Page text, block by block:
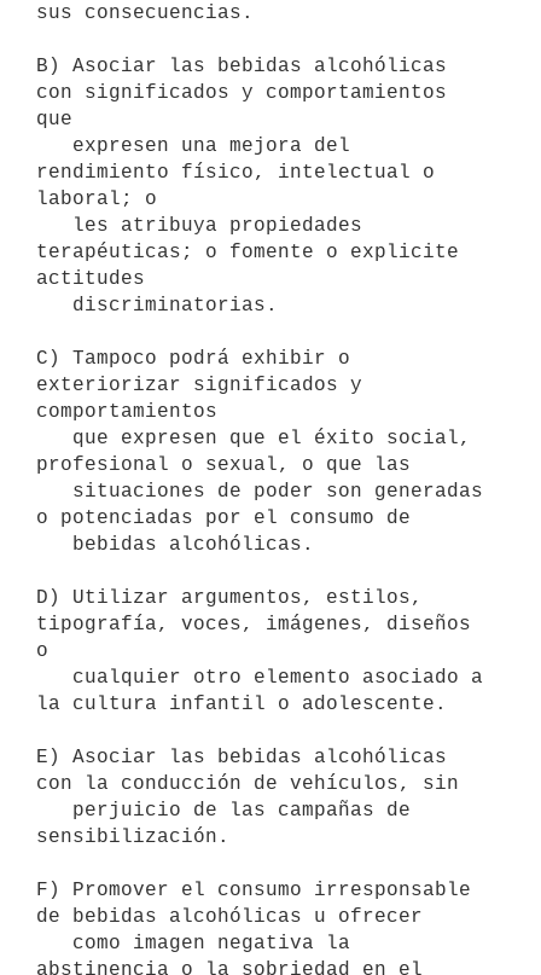
sus consecuencias.
B) Asociar las bebidas alcohólicas
con significados y comportamientos
que
rendimiento físico, intelectual o
laboral; o
terapéuticas; o fomente o explicite
actitudes
C) Tampoco podrá exhibir o
exteriorizar significados y
comportamientos
profesional o sexual, o que las
o potenciadas por el consumo de
D) Utilizar argumentos, estilos,
tipografía, voces, imágenes, diseños
o
la cultura infantil o adolescente.
E) Asociar las bebidas alcohólicas
con la conducción de vehículos, sin
sensibilización.
F) Promover el consumo irresponsable
de bebidas alcohólicas u ofrecer
abstinencia o la sobriedad en el